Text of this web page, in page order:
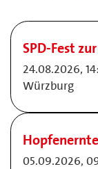
SPD-Fest
24.08.2026,
Würzburg
05.09.2026,